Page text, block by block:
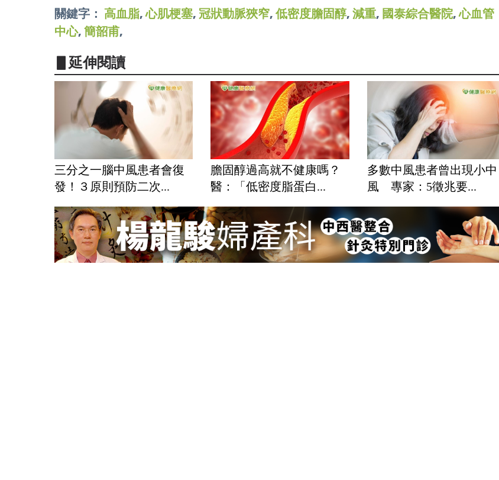
關鍵字： 高血脂,心肌梗塞, 冠狀動脈狹窄, 低密度膽固醇, 減重, 國泰綜合醫院,心血管
中心, 簡韶甫,
▋延伸閱讀
三分之一腦中風患者會復
發！３原則預防二次...
膽固醇過高就不健康嗎？
醫：「低密度脂蛋白...
多數中風患者曾出現小中
風 專家：5徵兆要...